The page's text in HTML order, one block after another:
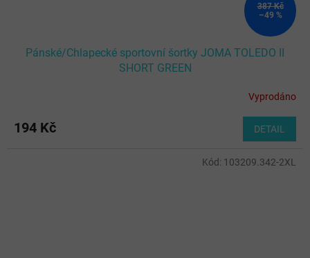
387 Kč
–49 %
Pánské/Chlapecké sportovní šortky JOMA TOLEDO II
SHORT GREEN
Vyprodáno
194 Kč DETAIL
Kód: 103209.342-2XL